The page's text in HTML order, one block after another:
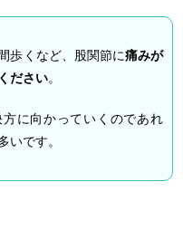
歩くなど、股関節に痛みが
ださい。
に向かっていくのであれ
いです。